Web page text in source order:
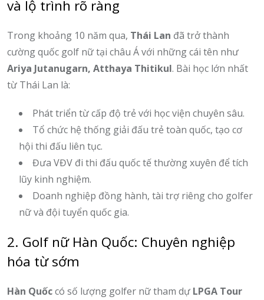
và lộ trình rõ ràng
Trong khoảng 10 năm qua, Thái Lan đã trở thành
cường quốc golf nữ tại châu Á với những cái tên như
Ariya Jutanugarn, Atthaya Thitikul. Bài học lớn nhất
từ Thái Lan là:
Phát triển từ cấp độ trẻ với học viện chuyên sâu.
Tổ chức hệ thống giải đấu trẻ toàn quốc, tạo cơ
hội thi đấu liên tục.
Đưa VĐV đi thi đấu quốc tế thường xuyên để tích
lũy kinh nghiệm.
Doanh nghiệp đồng hành, tài trợ riêng cho golfer
nữ và đội tuyển quốc gia.
2. Golf nữ Hàn Quốc: Chuyên nghiệp
hóa từ sớm
Hàn Quốccó số lượng golfer nữ tham dự LPGA Tour